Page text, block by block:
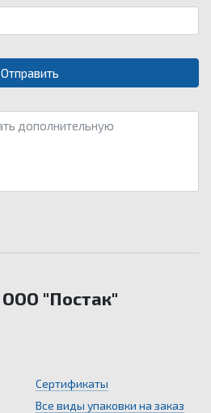
ООО "Постак"
Сертификаты
Все виды упаковки на заказ